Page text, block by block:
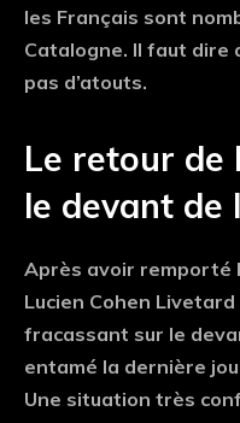
les Français sont
Catalogne. Il faut dire
pas d’atouts.
Le retour de
le devant de
Après avoir remporté
Lucien Cohen
fracassant sur le
entamé la dernière
Une situation très